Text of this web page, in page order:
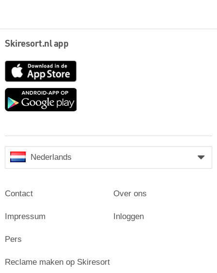
Skiresort.nl app
App
Google
Nederlands
Contact
Impressum
Pers
Over ons
Inloggen
Reclame maken op Skiresort